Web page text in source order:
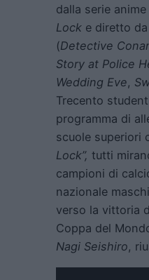
dalla serie
Lock e diretto da
(Detective
Story at Police
Wedding Eve,
Trecento
programma di
scuole superiori
Lock”, tutti
campioni di
nazionale
verso la vittoria
Coppa del
Nagi Seishiro,